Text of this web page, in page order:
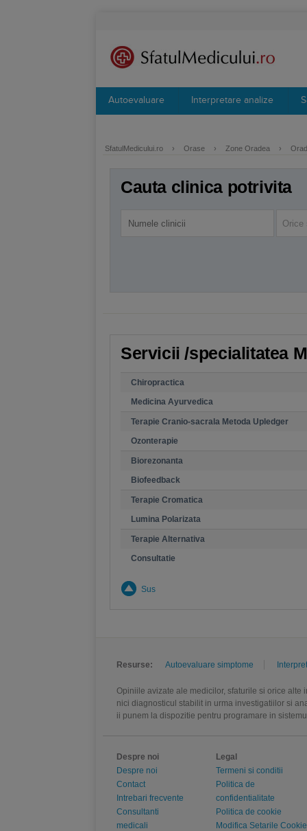
Autoevaluare Interpretare analize
SfatulMedicului.ro › Orase › Zone Oradea ›
Cauta clinica potrivita
Orice
Servicii /specialitatea
Chiropractica
Medicina Ayurvedica
Terapie Cranio-sacrala Metoda Upledger
Ozonterapie
Biorezonanta
Biofeedback
Terapie Cromatica
Lumina Polarizata
Terapie Alternativa
Consultatie
Sus
Resurse: Autoevaluare simptome
Opiniile avizate ale medicilor, sfaturile si orice
nici diagnosticul stabilit in urma investigatiilor si
ii punem la dispozitie pentru programare in
Despre noi
Despre noi
Contact
Intrebari frecvente
Consultanti
medicali
Legal
Termeni si conditii
Politica de
confidentialitate
Politica de cookie
Modifica Setarile Cookie